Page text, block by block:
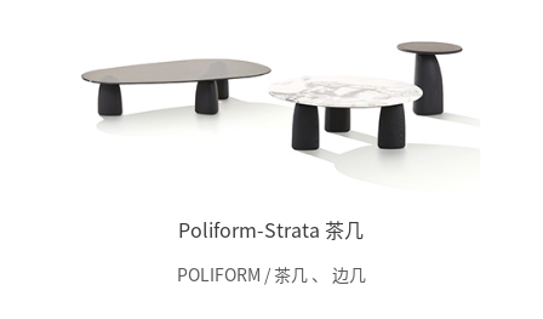
Poliform-Strata 茶几
POLIFORM / 茶几 、 边几